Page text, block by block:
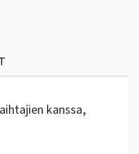
kanssa,